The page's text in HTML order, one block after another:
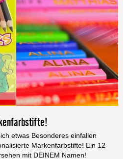
etwas Besonderes einfallen
Markenfarbstifte! Ein 12-
mit DEINEM Namen!